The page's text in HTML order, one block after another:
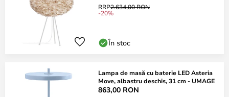
RRP2.634,00 RON
-20%
În stoc
Lampa de masă cu baterie LED Asteria
Move, albastru deschis, 31 cm - UMAGE
863,00 RON